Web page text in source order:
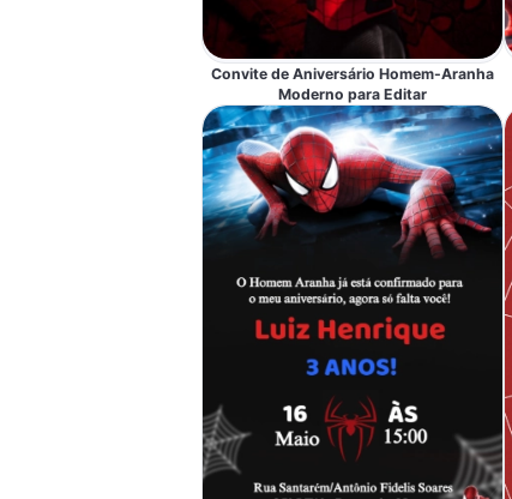
Convite de Aniversário Homem-Aranha
Moderno para Editar